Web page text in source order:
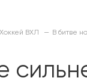
ВХЛ В битве